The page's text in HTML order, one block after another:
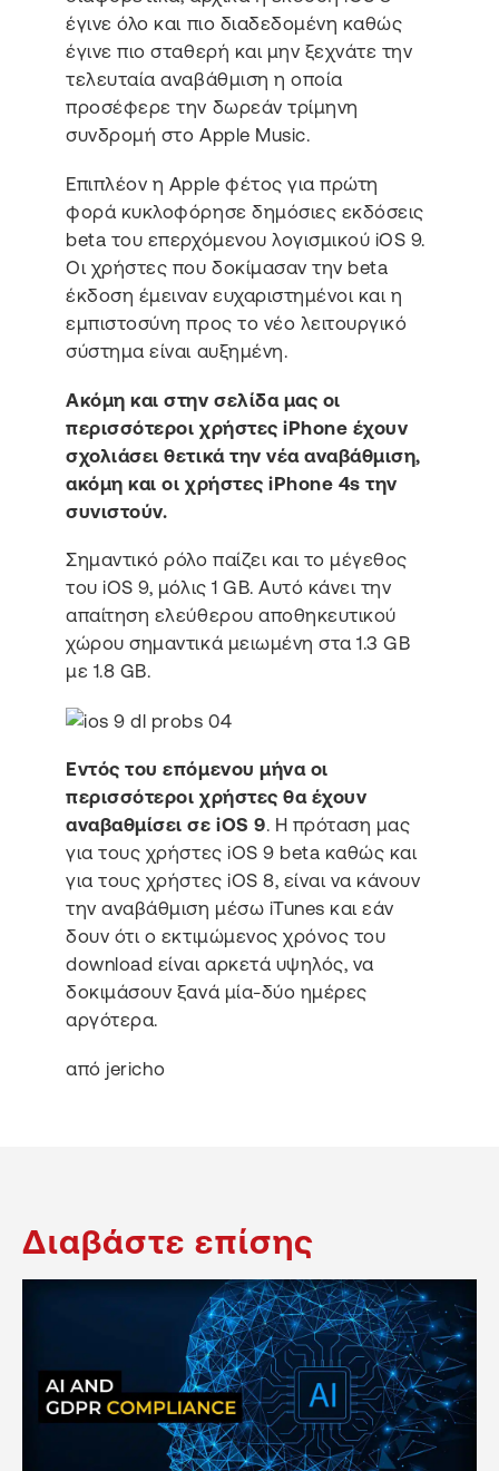
έγινε όλο και πιο διαδεδομένη καθώς
έγινε πιο σταθερή και μην ξεχνάτε την
τελευταία αναβάθμιση η οποία
προσέφερε την δωρεάν τρίμηνη
συνδρομή στο Apple Music.
Επιπλέον η Apple φέτος για πρώτη
φορά κυκλοφόρησε δημόσιες εκδόσεις
beta του επερχόμενου λογισμικού iOS 9.
Οι χρήστες που δοκίμασαν την beta
έκδοση έμειναν ευχαριστημένοι και η
εμπιστοσύνη προς το νέο λειτουργικό
σύστημα είναι αυξημένη.
Ακόμη και στην σελίδα μας οι
περισσότεροι χρήστες iPhone έχουν
σχολιάσει θετικά την νέα αναβάθμιση,
ακόμη και οι χρήστες iPhone 4s την
συνιστούν.
Σημαντικό ρόλο παίζει και το μέγεθος
του iOS 9, μόλις 1 GB. Αυτό κάνει την
απαίτηση ελεύθερου αποθηκευτικού
χώρου σημαντικά μειωμένη στα 1.3 GB
με 1.8 GB.
Εντός του επόμενου μήνα οι
περισσότεροι χρήστες θα έχουν
αναβαθμίσει σε iOS 9. Η πρόταση μας
για τους χρήστες iOS 9 beta καθώς και
για τους χρήστες iOS 8, είναι να κάνουν
την αναβάθμιση μέσω iTunes και εάν
δουν ότι ο εκτιμώμενος χρόνος του
download είναι αρκετά υψηλός, να
δοκιμάσουν ξανά μία-δύο ημέρες
αργότερα.
από jericho
Διαβάστε επίσης